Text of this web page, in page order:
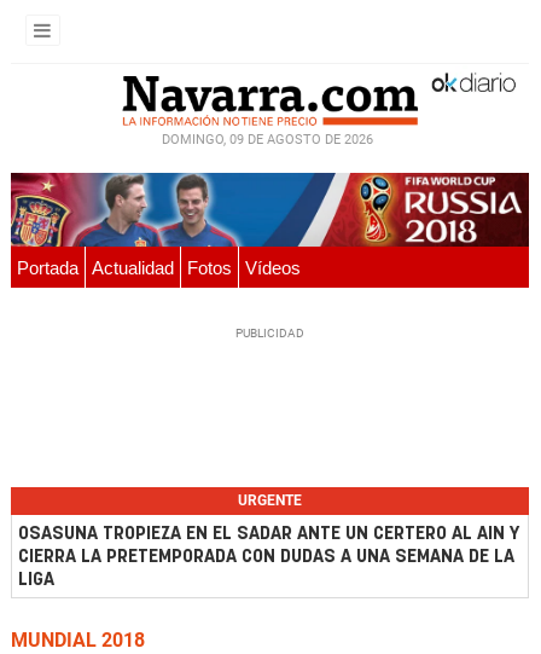
DOMINGO, 09 DE AGOSTO DE 2026
Portada Actualidad Fotos Vídeos
URGENTE
OSASUNA TROPIEZA EN EL SADAR ANTE UN CERTERO AL AIN Y
CIERRA LA PRETEMPORADA CON DUDAS A UNA SEMANA DE LA
LIGA
MUNDIAL 2018